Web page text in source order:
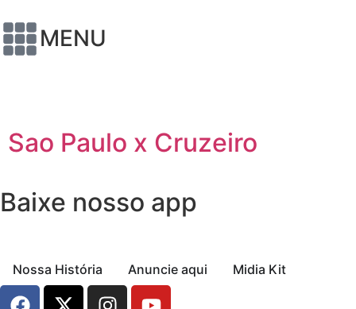
MENU
Sao Paulo x Cruzeiro
Baixe nosso app
Nossa História Anuncie aqui Midia Kit